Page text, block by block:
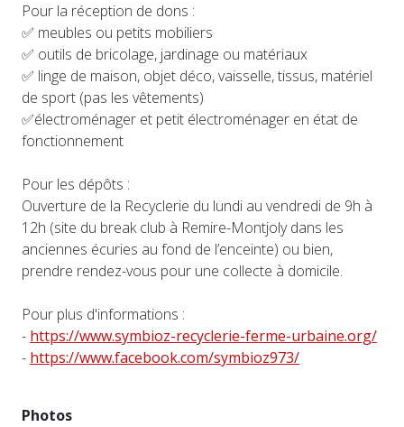
Pour la réception de dons :
✅ meubles ou petits mobiliers
✅ outils de bricolage, jardinage ou matériaux
✅ linge de maison, objet déco, vaisselle, tissus, matériel
de sport (pas les vêtements)
✅électroménager et petit électroménager en état de
fonctionnement
Pour les dépôts :
Ouverture de la Recyclerie du lundi au vendredi de 9h à
12h (site du break club à Remire-Montjoly dans les
anciennes écuries au fond de l’enceinte) ou bien,
prendre rendez-vous pour une collecte à domicile.
Pour plus d'informations :
- https://www.symbioz-recyclerie-ferme-urbaine.org/
- https://www.facebook.com/symbioz973/
Photos